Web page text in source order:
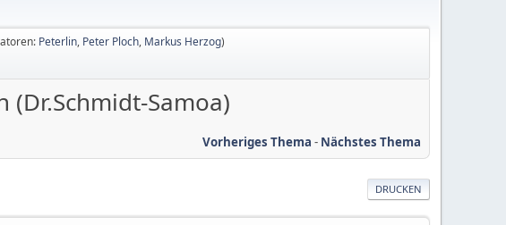
Peterlin, Peter Ploch, Markus Herzog)
Samoa)
Vorheriges Thema - Nächstes Thema
DRUCKEN